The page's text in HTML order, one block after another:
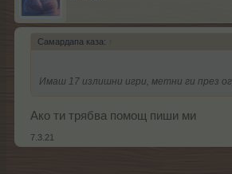
Самардапа каза: ↑
Имаш 17 излишни игри, метни ги през
Ако ти трябва помощ пиши ми
7.3.21